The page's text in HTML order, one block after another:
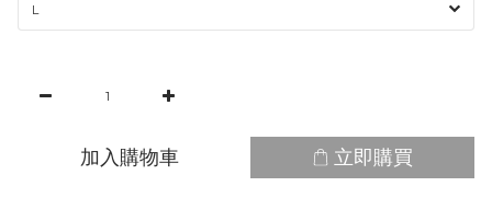
加入購物車 立即購買